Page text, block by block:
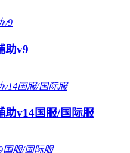
助v9
助v14国服/国际服